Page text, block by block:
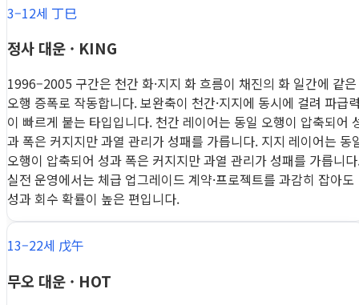
3–12세 丁巳
정사 대운 · KING
1996–2005 구간은 천간 화·지지 화 흐름이 채진의 화 일간에 같은
오행 증폭로 작동합니다. 보완축이 천간·지지에 동시에 걸려 파급
이 빠르게 붙는 타입입니다. 천간 레이어는 동일 오행이 압축되어
과 폭은 커지지만 과열 관리가 성패를 가릅니다. 지지 레이어는 동
오행이 압축되어 성과 폭은 커지지만 과열 관리가 성패를 가릅니
실전 운영에서는 체급 업그레이드 계약·프로젝트를 과감히 잡아도
성과 회수 확률이 높은 편입니다.
13–22세 戊午
무오 대운 · HOT